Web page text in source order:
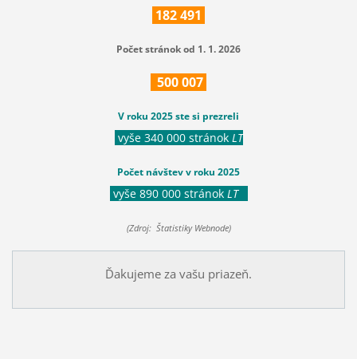
182491
Počet stránok od 1. 1. 2026
500007
V roku 2025 ste si prezreli
vyše 340 000 stránok LT
Počet návštev v roku 2025
vyše 890 000 stránok LT
(Zdroj: Štatistiky Webnode)
Ďakujeme za vašu priazeň.